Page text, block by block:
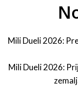
Mili Dueli 2026:
Mili Dueli 2026: